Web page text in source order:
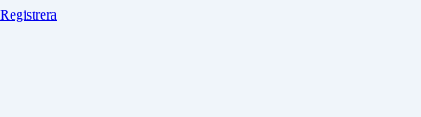
Registrera